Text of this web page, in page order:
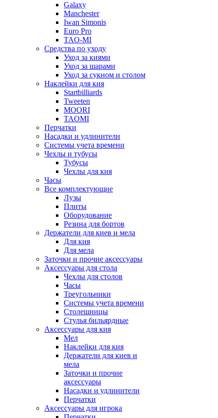
Galaxy
Manchester
Iwan Simonis
Euro Pro
TAO-MI
Средства по уходу
Уход за киями
Уход за шарами
Уход за сукном и столом
Наклейки для кия
Startbilliards
Tweeten
MOORI
TAOMI
Перчатки
Насадки и удлинители
Системы учета времени
Чехлы и тубусы
Тубусы
Чехлы для кия
Часы
Все комплектующие
Лузы
Плиты
Оборудование
Резина для бортов
Держатели для киев и мела
Для кия
Для мела
Заточки и прочие аксессуары
Аксессуары для стола
Чехлы для столов
Часы
Треугольники
Системы учета времени
Столешницы
Стулья бильярдные
Аксессуары для кия
Мел
Наклейки для кия
Держатели для киев и
мела
Заточки и прочие
аксессуары
Насадки и удлинители
Перчатки
Аксессуары для игрока